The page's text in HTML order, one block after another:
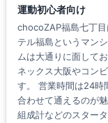
運動初心者向け
chocoZAP福島七丁
テル福島というマン
ムは大通りに面して
ネックス大阪やコン
す。 営業時間は24時
合わせて通えるのが
組成計などのスター